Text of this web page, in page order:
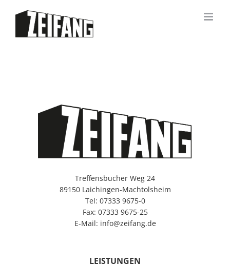
Inhalt
springen
Treffensbucher Weg 24
89150 Laichingen-Machtolsheim
Tel: 07333 9675-0
Fax: 07333 9675-25
E-Mail: info@zeifang.de
LEISTUNGEN